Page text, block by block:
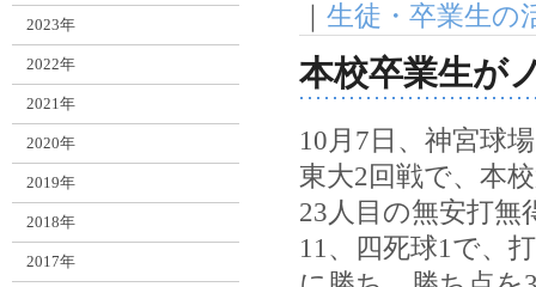
生徒・卒業生の
本校卒業生が
10月7日、神宮球
東大2回戦で、本
23人目の無安打無
11、四死球1で、
2023年
2022年
2021年
2020年
2019年
2018年
2017年